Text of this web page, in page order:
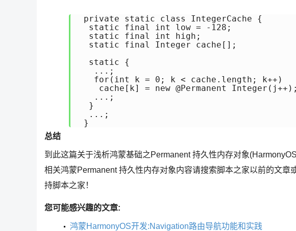
private static class IntegerCache {
  static final int low = -128;
  static final int high;
  static final Integer cache[];
  static {
   ...;
   for(int k = 0; k < cache.length; k++)
    cache[k] = new @Permanent Integer(j++);
   ...;
  }
  ...;
}
总结
到此这篇关于浅析鸿蒙基础之Permanent 持久性内存对象
相关鸿蒙Permanent 持久性内存对象内容请搜索脚本之家以前的文章
持脚本之家！
您可能感兴趣的文章:
鸿蒙HarmonyOS开发:Navigation路由导航功能和实践